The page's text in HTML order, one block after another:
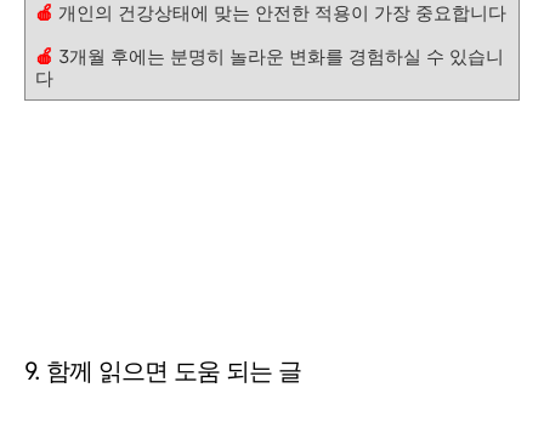
🍎 개인의 건강상태에 맞는 안전한 적용이 가장 중요합니다
🍎 3개월 후에는 분명히 놀라운 변화를 경험하실 수 있습니
다
9. 함께 읽으면 도움 되는 글